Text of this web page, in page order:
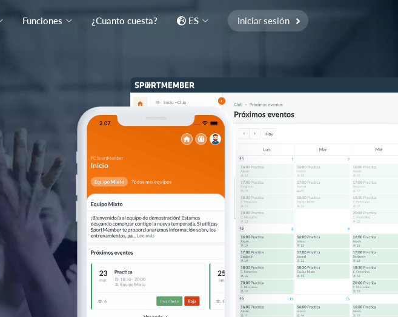
Funciones ¿Cuanto cuesta? ES Iniciar sesión